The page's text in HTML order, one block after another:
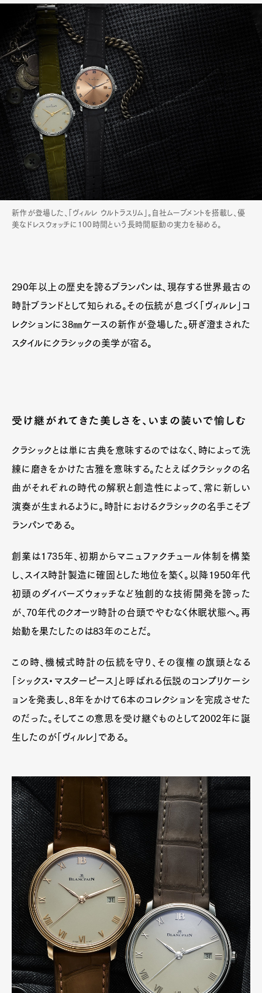
新作が登場した、「ヴィルレ ウルトラスリム」。自社ムーブメントを搭載し、優
美なドレスウォッチに100時間という長時間駆動の実力を秘める。
290年以上の歴史を誇るブランパンは、現存する世界最古の
時計ブランドとして知られる。その伝統が息づく「ヴィルレ」コ
レクションに38㎜ケースの新作が登場した。研ぎ澄まされた
スタイルにクラシックの美学が宿る。
受け継がれてきた美しさを、いまの装いで愉しむ
クラシックとは単に古典を意味するのではなく、時によって洗
練に磨きをかけた古雅を意味する。たとえばクラシックの名
曲がそれぞれの時代の解釈と創造性によって、常に新しい
演奏が生まれるように。時計におけるクラシックの名手こそブ
ランパンである。
創業は1735年、初期からマニュファクチュール体制を構築
し、スイス時計製造に確固とした地位を築く。以降1950年代
初頭のダイバーズウォッチなど独創的な技術開発を誇った
が、70年代のクオーツ時計の台頭でやむなく休眠状態へ。再
始動を果たしたのは83年のことだ。
この時、機械式時計の伝統を守り、その復権の旗頭となる
「シックス・マスターピース」と呼ばれる伝説のコンプリケーシ
ョンを発表し、8年をかけて6本のコレクションを完成させた
のだった。そしてこの意思を受け継ぐものとして2002年に誕
生したのが「ヴィルレ」である。